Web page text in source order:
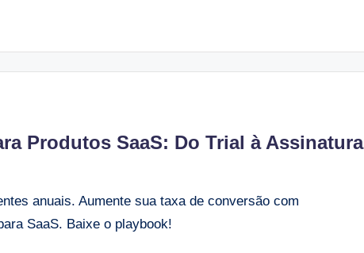
Produtos SaaS: Do Trial à Assinatura
anuais. Aumente sua taxa de conversão com
SaaS. Baixe o playbook!